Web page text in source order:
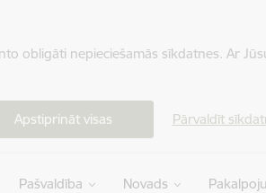
obligāti nepieciešamās sīkdatnes. Ar
Apstiprināt visas Pārvaldīt
Pašvaldība Novads